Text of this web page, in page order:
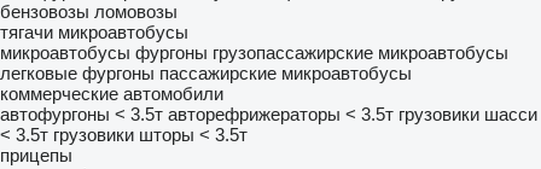
бензовозы ломовозы
тягачи микроавтобусы
микроавтобусы фургоны грузопассажирские микроавтобусы
легковые фургоны пассажирские микроавтобусы
коммерческие автомобили
автофургоны < 3.5т авторефрижераторы < 3.5т грузовики шасси
< 3.5т грузовики шторы < 3.5т
прицепы